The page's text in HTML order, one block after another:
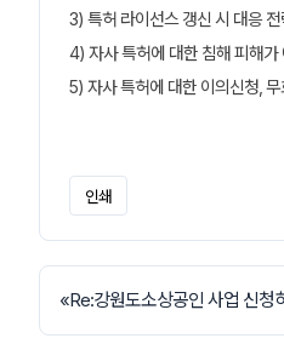
3) 특허 라이선스 갱신 시 대응 전
4) 자사 특허에 대한 침해 피해
5) 자사 특허에 대한 이의신청,
인쇄
«Re:강원도소상공인 사업 신청